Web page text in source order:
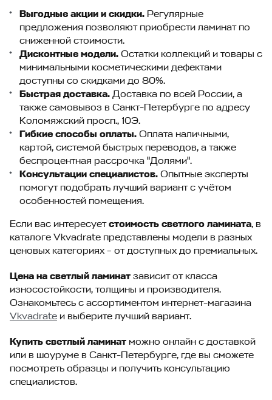
Выгодные акции и скидки. Регулярные
предложения позволяют приобрести ламинат по
сниженной стоимости.
Дисконтные модели. Остатки коллекций и товары с
минимальными косметическими дефектами
доступны со скидками до 80%.
Быстрая доставка. Доставка по всей России, а
также самовывоз в Санкт-Петербурге по адресу
Коломяжский просп., 10Э.
Гибкие способы оплаты. Оплата наличными,
картой, системой быстрых переводов, а также
беспроцентная рассрочка "Долями".
Консультации специалистов. Опытные эксперты
помогут подобрать лучший вариант с учётом
особенностей помещения.
Если вас интересуетстоимость светлого ламината, в
каталоге Vkvadrate представлены модели в разных
ценовых категориях – от доступных до премиальных.
Цена на светлый ламинат зависит от класса
износостойкости, толщины и производителя.
Ознакомьтесь с ассортиментом интернет-магазина
Vkvadrate и выберите лучший вариант.
Купить светлый ламинат можно онлайн с доставкой
или в шоуруме в Санкт-Петербурге, где вы сможете
посмотреть образцы и получить консультацию
специалистов.